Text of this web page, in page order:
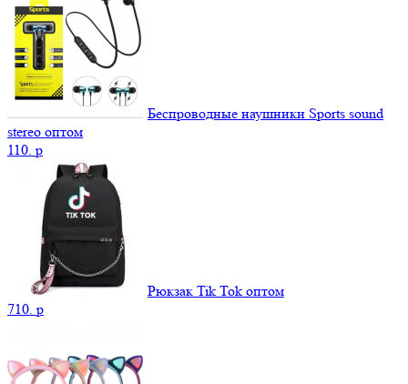
Беспроводные наушники Sports sound
stereo оптом
110. p
Рюкзак Tik Tok оптом
710. p